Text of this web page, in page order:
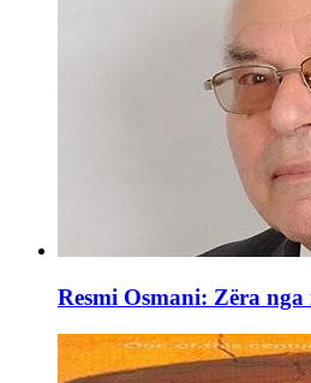
Resmi Osmani: Zëra nga